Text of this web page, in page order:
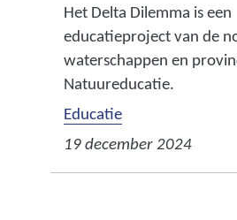
Het Delta Dilemma is een
educatieproject van de
waterschappen en
Natuureducatie.
Educatie
19 december 2024